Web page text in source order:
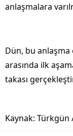
anlaşmalara
Dün, bu anlaşma
arasında ilk
takası
Kaynak: Türkgün